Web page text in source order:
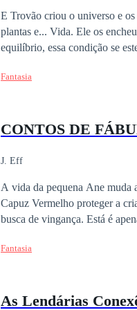
E Trovão criou o universo e os
plantas e... Vida. Ele os
equilíbrio, essa condição se
vivem aos pés das montanhas
poderosos, sabendo que esta
Fantasia
CONTOS DE
J. Eff
A vida da pequena Ane muda
Capuz Vermelho proteger a
busca de vingança. Está é
sempre".Mergulhe nos contos
Fantasia
As Lendárias